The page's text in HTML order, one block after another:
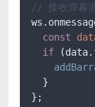
// 接收弹幕
const
if
  }
};